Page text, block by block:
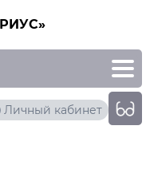
Личный кабинет